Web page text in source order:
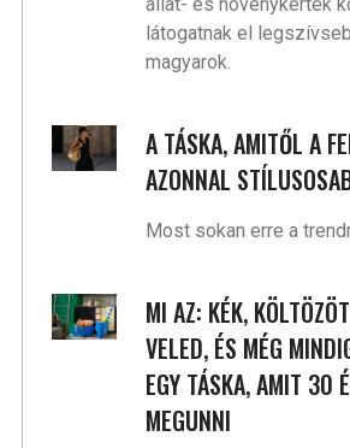
látogatnak el
magyarok.
A TÁSKA, AMITŐL A
AZONNAL
Most sokan erre a
MI AZ: KÉK,
VELED, ÉS MÉG
EGY TÁSKA, AMIT 30
MEGUNNI